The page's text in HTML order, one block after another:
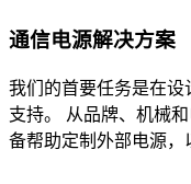
通信电源解决方案
我们的首要任务是在设
支持。 从品牌、机械
备帮助定制外部电源，